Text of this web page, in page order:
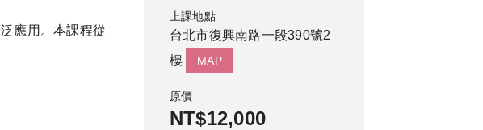
應用。本課程從
上課地點
台北市復興南路一段390號2
樓
MAP
原價
NT$12,000